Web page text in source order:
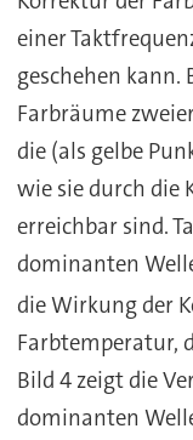
einer
geschehen kann.
Farbräume
die (als gelbe
wie sie durch die
erreichbar sind.
dominanten
die Wirkung der
Farbtemperatur,
Bild 4 zeigt die
dominanten